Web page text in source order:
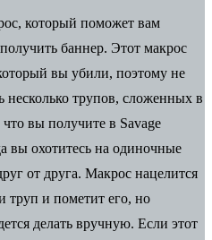
который поможет вам
баннер. Этот макрос
вы убили, поэтому не
несколько трупов, сложенных в
вы получите в Savage
вы охотитесь на одиночные
от друга. Макрос нацелится
труп и пометит его, но
делать вручную. Если этот